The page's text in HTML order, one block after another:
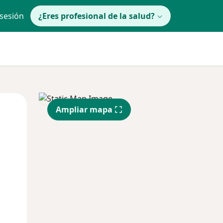
¿Eres profesional de la salud?
Jue
13 Ago
Vie
14 Ago
Ampliar mapa